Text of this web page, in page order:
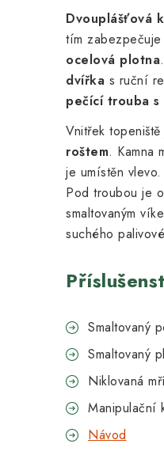
Dvouplášťová
tím
ocelová plotna
dvířka s ruční
pečící trouba s
Vnitřek
roštem. Kamna
je umístěn
Pod troubou je
smaltovaným
suchého
Smaltovaný
Smaltovaný
Niklovaná
Manipulační
Návod